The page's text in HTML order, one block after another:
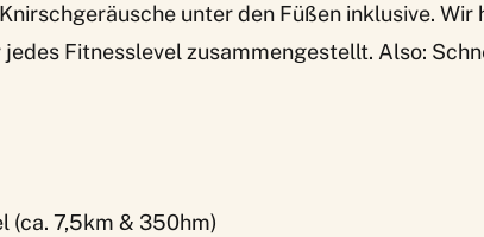
unter den Füßen inklusive. Wir
Fitnesslevel zusammengestellt. Also:
(ca. 7,5km & 350hm)